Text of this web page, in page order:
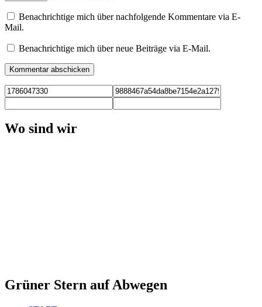
Benachrichtige mich über nachfolgende Kommentare via E-
Mail.
Benachrichtige mich über neue Beiträge via E-Mail.
Wo sind wir
Grüner Stern auf Abwegen